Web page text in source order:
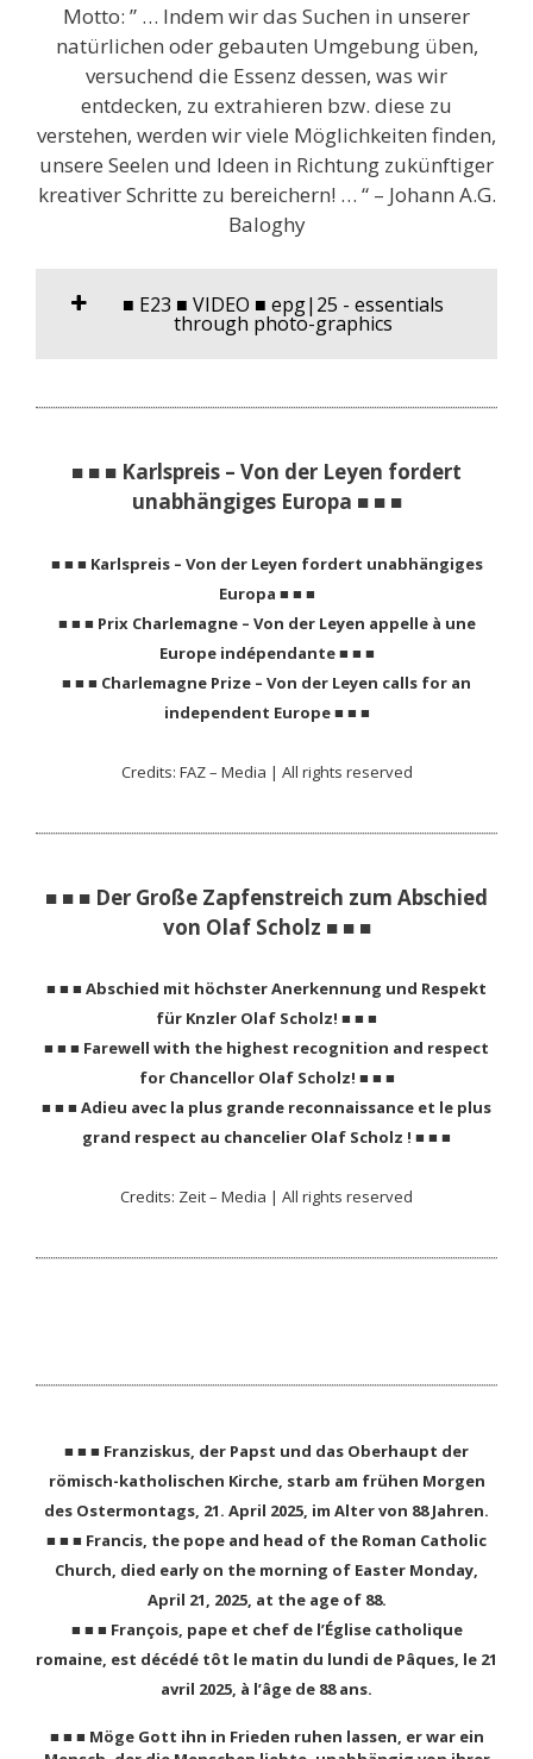
Motto: ” … Indem wir das Suchen in unserer
natürlichen oder gebauten Umgebung üben,
versuchend die Essenz dessen, was wir
entdecken, zu extrahieren bzw. diese zu
verstehen, werden wir viele Möglichkeiten finden,
unsere Seelen und Ideen in Richtung zukünftiger
kreativer Schritte zu bereichern! … “ – Johann A.G.
Baloghy
■ E23 ■ VIDEO ■ epg|25 - essentials
through photo-graphics
■ ■ ■ Karlspreis – Von der Leyen fordert
unabhängiges Europa ■ ■ ■
■ ■ ■ Karlspreis – Von der Leyen fordert unabhängiges
Europa ■ ■ ■
■ ■ ■ Prix ​​Charlemagne – Von der Leyen appelle à une
Europe indépendante ■ ■ ■
■ ■ ■ Charlemagne Prize – Von der Leyen calls for an
independent Europe ■ ■ ■
Credits: FAZ – Media | All rights reserved
■ ■ ■ Der Große Zapfenstreich zum Abschied
von Olaf Scholz ■ ■ ■
■ ■ ■ Abschied mit höchster Anerkennung und Respekt
für Knzler Olaf Scholz! ■ ■ ■
■ ■ ■ Farewell with the highest recognition and respect
for Chancellor Olaf Scholz! ■ ■ ■
■ ■ ■ Adieu avec la plus grande reconnaissance et le plus
grand respect au chancelier Olaf Scholz ! ■ ■ ■
Credits: Zeit – Media | All rights reserved
■ ■ ■ Franziskus, der Papst und das Oberhaupt der
römisch-katholischen Kirche, starb am frühen Morgen
des Ostermontags, 21. April 2025, im Alter von 88 Jahren.
■ ■ ■ Francis, the pope and head of the Roman Catholic
Church, died early on the morning of Easter Monday,
April 21, 2025, at the age of 88.
■ ■ ■ François, pape et chef de l’Église catholique
romaine, est décédé tôt le matin du lundi de Pâques, le 21
avril 2025, à l’âge de 88 ans.
■ ■ ■ Möge Gott ihn in Frieden ruhen lassen, er war ein